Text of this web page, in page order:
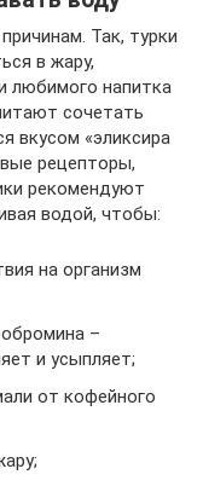
Так, турки
в жару,
любимого напитка
сочетать
вкусом «эликсира
рецепторы,
рекомендуют
водой, чтобы:
на организм
–
и усыпляет;
от кофейного